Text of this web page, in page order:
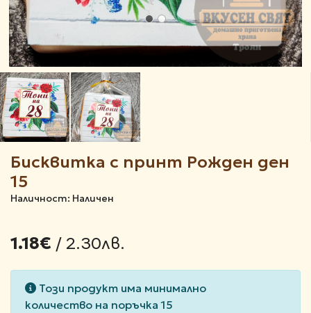
Бисквитка с принт Рожден ден
15
Наличност: Наличен
1.18€ / 2.30лв.
Този продукт има минимално
количество на поръчка 15